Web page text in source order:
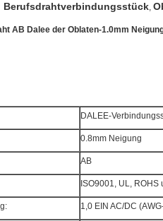
Berufsdrahtverbindungsstück,
AB Dalee der Oblaten-1.0mm
DALEE-
0.8mm Neigung
AB
ISO9001, UL,
1,0 EIN AC/DC